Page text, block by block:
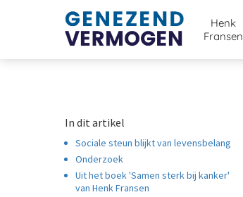
Henk
Fransen
In dit artikel
Sociale steun blijkt van levensbelang
Onderzoek
Uit het boek 'Samen sterk bij kanker'
van Henk Fransen